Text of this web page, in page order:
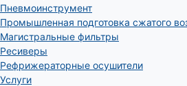
Пневмоинструмент
Промышленная подготовка сжатого
Магистральные фильтры
Ресиверы
Рефрижераторные осушители
Услуги